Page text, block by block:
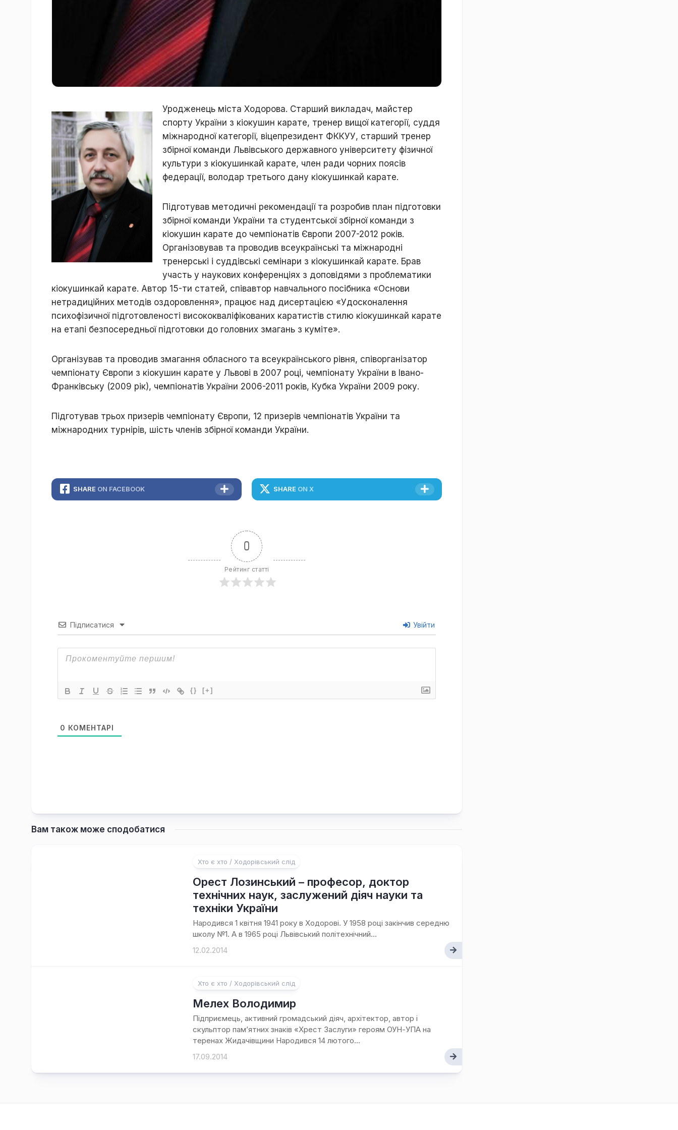
Уродженець міста Ходорова. Старший викладач, майстер
спорту України з кіокушин карате, тренер вищої категорії, суддя
міжнародної категорії, віцепрезидент ФККУУ, старший тренер
збірної команди Л ьвівського державного університету фізичної
культури з кіокушинкай карате, член ради чорних поясів
федерації, володар третього дану кіокушинкай карате.
Підготував методичні рекомендації та розробив план підготовки
збірної команди України та студентської збірної команди з
кіокушин карате до чемпіонатів Європи 2007-2012 років.
Організовував та проводив всеукраїнські та міжнародні
тренерські і суддівські семінари з кіокушинкай карате. Брав
участь у наукових конференціях з доповідями з проблематики
кіокушинкай карате. Автор 15-ти статей, співавтор навчального посібника «Основи
нетрадиційних методів оздоровлення», працює над дисертацією «Удосконалення
психофізичної підготовленості висококваліфікованих каратистів стилю кіокушинкай карате
на етапі безпосередньої підготовки до головних змагань з куміте».
Організував та проводив змагання обласного та всеукраїнського рівня, співорганізатор
чемпіонату Європи з кіокушин карате у Львові в 2007 році, чемпіонату України в Івано-
Франківську (2009 рік), чемпіонатів України 2006-2011 років, Кубка України 2009 року.
Підготував трьох призерів чемпіонату Європи, 12 призерів чемпіонатів України та
міжнародних турнірів, шість членів збірної команди України.
SHARE ON FACEBOOK SHARE ON X
0
Рейтинг статті
Підписатися Увійти
{} [+]
0 КОМЕНТАРІ
Вам також може сподобатися
Хто є хто / Ходорівський слід
Орест Лозинський – професор, доктор
технічних наук, заслужений діяч науки та
техніки України
Народився 1 квітня 1941 року в Ходорові. У 1958 році закінчив середню
школу №1. А в 1965 році Львівський політехнічний...
12.02.2014
Хто є хто / Ходорівський слід
Мелех Володимир
Підприємець, активний громадський діяч, архітектор, автор і
скульптор пам’ятних знаків «Хрест Заслуги» героям ОУН-УПА на
теренах Жидачівщини Народився 14 лютого...
17.09.2014